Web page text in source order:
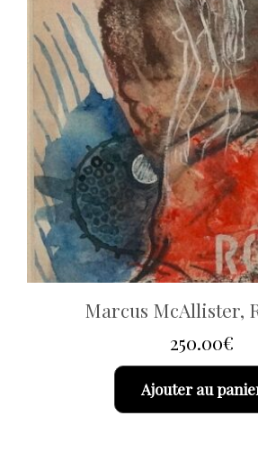
Marcus McAllister,
250.00€
Ajouter au